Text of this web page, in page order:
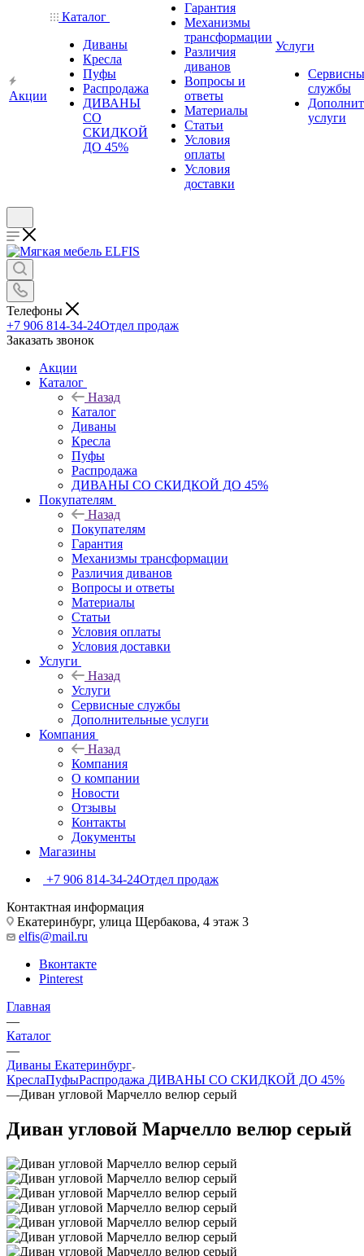
Акции
Каталог
Диваны
Кресла
Пуфы
Распродажа
ДИВАНЫ
СО
СКИДКОЙ
ДО 45%
Гарантия
Механизмы
трансформации
Различия
диванов
Вопросы и
ответы
Материалы
Статьи
Условия
оплаты
Условия
доставки
Услуги
службы
услуги
Телефоны
+7 906 814-34-24Отдел продаж
Заказать звонок
Акции
Каталог
Назад
Каталог
Диваны
Кресла
Пуфы
Распродажа
ДИВАНЫ СО СКИДКОЙ ДО 45%
Покупателям
Назад
Покупателям
Гарантия
Механизмы трансформации
Различия диванов
Вопросы и ответы
Материалы
Статьи
Условия оплаты
Условия доставки
Услуги
Назад
Услуги
Сервисные службы
Дополнительные услуги
Компания
Назад
Компания
О компании
Новости
Отзывы
Контакты
Документы
Магазины
+7 906 814-34-24Отдел продаж
Контактная информация
Екатеринбург, улица Щербакова, 4 этаж 3
elfis@mail.ru
Вконтакте
Pinterest
Главная
—
Каталог
—
Диваны Екатеринбург
КреслаПуфыРаспродажа ДИВАНЫ СО СКИДКОЙ ДО 45%
—Диван угловой Марчелло велюр серый
Диван угловой Марчелло велюр серый